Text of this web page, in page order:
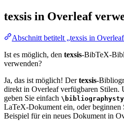
texsis in Overleaf
Abschnitt betitelt „texsis in
Ist es möglich, den texsis-BibTeX-
verwenden?
Ja, das ist möglich! Dertexsis-
direkt in Overleaf verfügbaren Stilen.
geben Sie einfach
LaTeX-Dokument ein, oder beginnen
Beispiel für ein neues Dokument in